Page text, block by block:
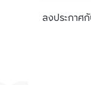
ลงประกาศกั